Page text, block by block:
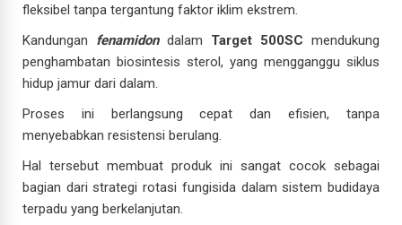
fleksibel tanpa tergantung faktor iklim ekstrem.
Kandungan fenamidondalam Target 500SC mendukung
penghambatan biosintesis sterol, yang mengganggu siklus
hidup jamur dari dalam.
Proses ini berlangsung cepat dan efisien, tanpa
menyebabkan resistensi berulang.
Hal tersebut membuat produk ini sangat cocok sebagai
bagian dari strategi rotasi fungisida dalam sistem budidaya
terpadu yang berkelanjutan.